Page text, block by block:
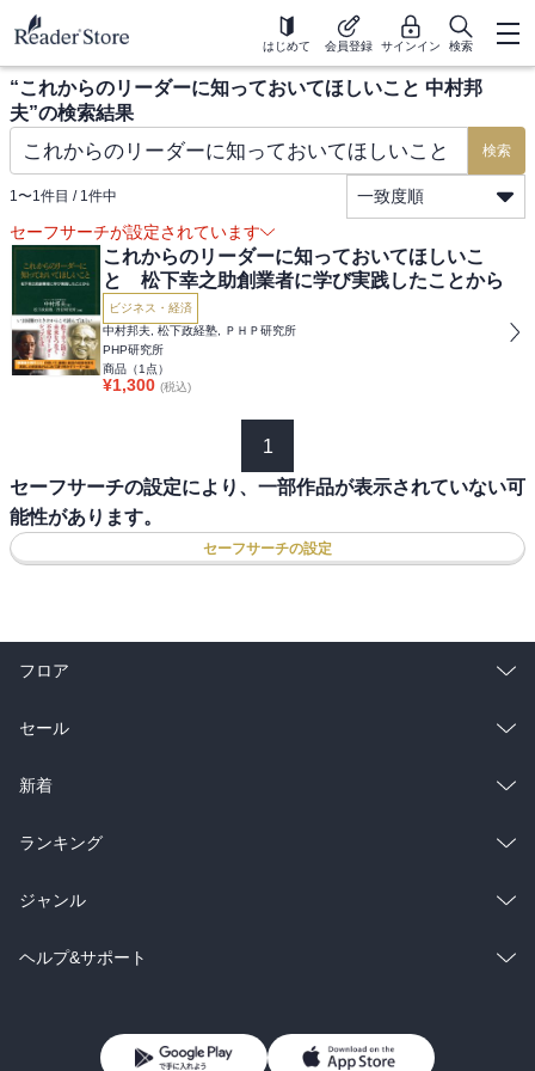
はじめて 会員登録 サインイン 検索
“これからのリーダーに知っておいてほしいこと 中村邦
夫”の検索結果
検索
1〜1件目 / 1件中
一致度順
セーフサーチが設定されています
これからのリーダーに知っておいてほしいこ
と 松下幸之助創業者に学び実践したことから
ビジネス・経済
中村邦夫, 松下政経塾, ＰＨＰ研究所
PHP研究所
商品（1 点）
¥1,300 (税込)
1
セーフサーチの設定により、一部作品が表示されていない可
能性があります。
セーフサーチの設定
フロア
総合
ラノベ
雑誌・グラビア
BL・TL
セール
総合
ラノベ
雑誌・グラビア
BL・TL
新着
総合
ラノベ
雑誌・グラビア
ランキング
総合
ラノベ
ジャンル
コミック
ライトノベル 男子向けラノベ
ヘルプ&サポート